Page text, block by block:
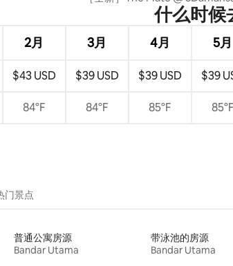
什么时候
2月 3月 4月 5月
$43 USD $39 USD $39 USD $39
84°F 84°F 85°F 85°F
门景点
普通公寓房源
Bandar Utama
带泳池的房源
Bandar Utama